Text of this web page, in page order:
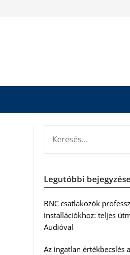
Legutóbbi
BNC csatlakozók
installációkhoz: teljes
Audióval
Az ingatlan értékbecslés